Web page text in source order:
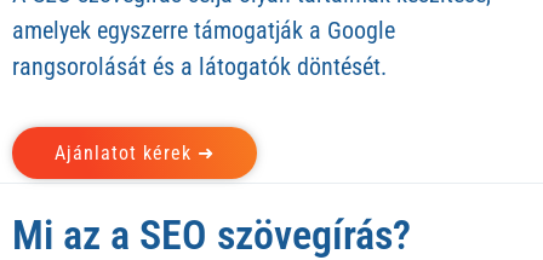
amelyek egyszerre támogatják a Google
rangsorolását és a látogatók döntését.
Ajánlatot kérek ➜
Mi az a SEO szövegírás?